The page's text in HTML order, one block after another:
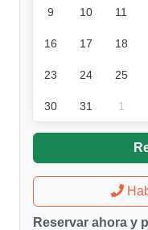
9 10 11
16 17 18
23 24 25
30 31 1
Reservar ahora y